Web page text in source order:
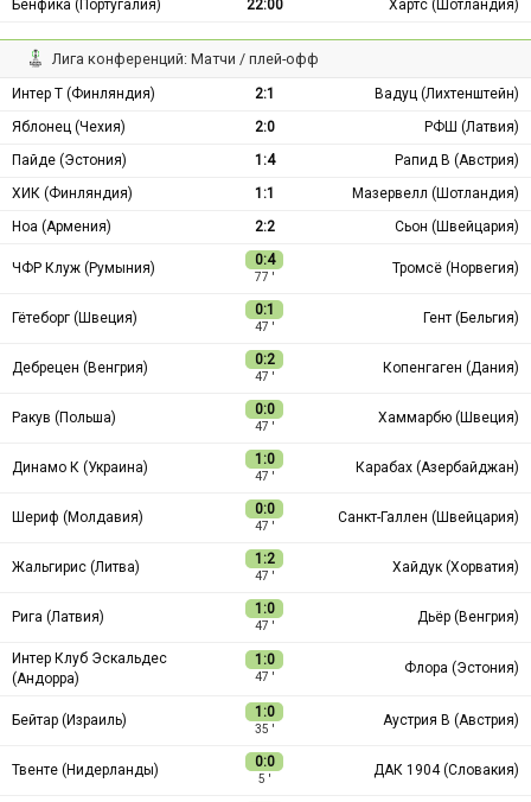
Бенфика (Португалия) 22:00 Хартс (Шотландия)
Лига конференций: Матчи / плей-офф
Интер Т (Финляндия) 2:1
Вадуц (Лихтенштейн)
Яблонец (Чехия)
2:0
РФШ (Латвия)
Пайде (Эстония)
1:4
Рапид В (Австрия)
ХИК (Финляндия)
1:1
Мазервелл (Шотландия)
Ноа (Армения)
2:2 Сьон (Швейцария)
ЧФР Клуж (Румыния) 0:4
77 ′
Тромсё (Норвегия)
Гётеборг (Швеция) 0:1
47 ′
Гент (Бельгия)
Дебрецен (Венгрия) 0:2
47 ′
Копенгаген (Дания)
Ракув (Польша) 0:0
47 ′
Хаммарбю (Швеция)
Динамо К (Украина) 1:0
47 ′
Карабах (Азербайджан)
Шериф (Молдавия) 0:0
47 ′
Санкт-Галлен (Швейцария)
Жальгирис (Литва) 1:2
47 ′
Хайдук (Хорватия)
Рига (Латвия) 1:0
47 ′
Дьёр (Венгрия)
Интер Клуб Эскальдес
(Андорра)
1:0
47 ′
Флора (Эстония)
Бейтар (Израиль) 1:0
35 ′
Аустрия В (Австрия)
Твенте (Нидерланды) 0:0
5 ′
ДАК 1904 (Словакия)